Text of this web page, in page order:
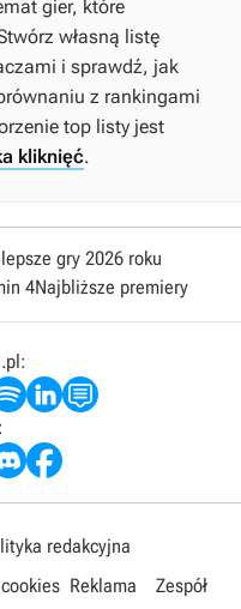
gier, które
własną listę
i sprawdź, jak
z rankingami
top listy jest
kliknięć.
gry 2026 roku
4Najbliższe premiery
redakcyjna
Reklama Zespół